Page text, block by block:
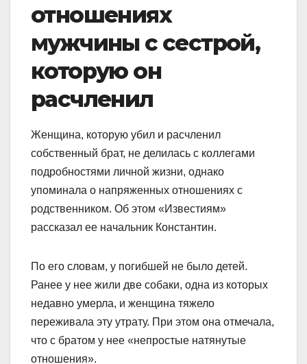
отношениях
мужчины с сестрой,
которую он
расчленил
Женщина, которую убил и расчленил
собственный брат, не делилась с коллегами
подробностями личной жизни, однако
упоминала о напряженных отношениях с
родственником. Об этом «Известиям»
рассказал ее начальник Константин.
По его словам, у погибшей не было детей.
Ранее у нее жили две собаки, одна из которых
недавно умерла, и женщина тяжело
переживала эту утрату. При этом она отмечала,
что с братом у нее «непростые натянутые
отношения».